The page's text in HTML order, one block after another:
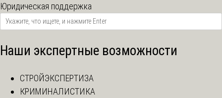
Юридическая поддержка
Наши экспертные возможности
СТРОЙЭКСПЕРТИЗА
КРИМИНАЛИСТИКА